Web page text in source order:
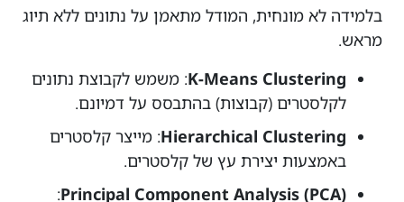
בלמידה לא מונחית, המודל מתאמן על נתונים ללא תיוג
מראש.
K-Means Clustering: משמש לקבוצת נתונים
לקלסטרים (קבוצות) בהתבסס על דמיונם.
Hierarchical Clustering: מייצר קלסטרים
באמצעות יצירת עץ של קלסטרים.
Principal Component Analysis (PCA)
: